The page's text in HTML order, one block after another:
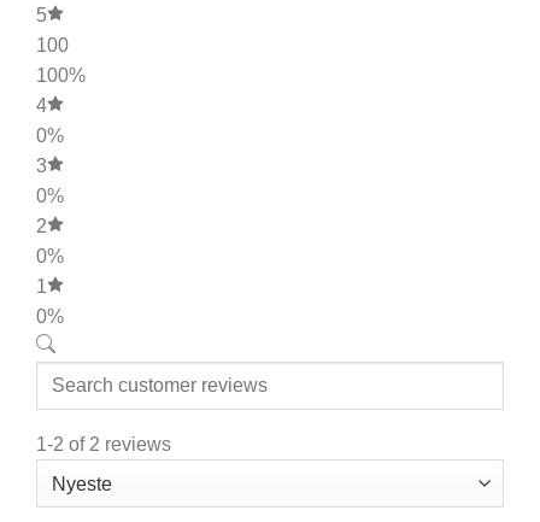
5
100
100%
4
0%
3
0%
2
0%
1
0%
1-2 of 2 reviews